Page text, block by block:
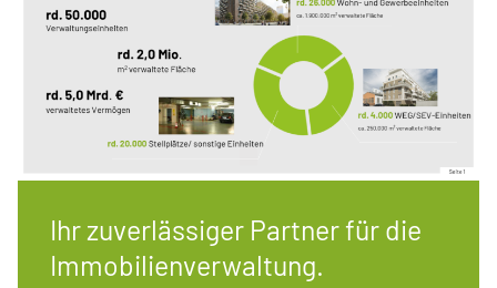
Ihr zuverlässiger Partner für die
Immobilienverwaltung.